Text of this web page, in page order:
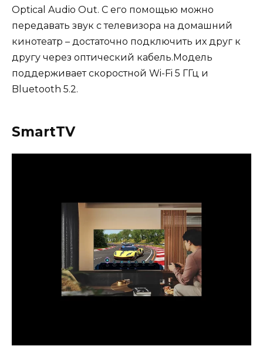
Optical Audio Out. С его помощью можно
передавать звук с телевизора на домашний
кинотеатр – достаточно подключить их друг к
другу через оптический кабель.Модель
поддерживает скоростной Wi-Fi 5 ГГц и
Bluetooth 5.2.
SmartTV